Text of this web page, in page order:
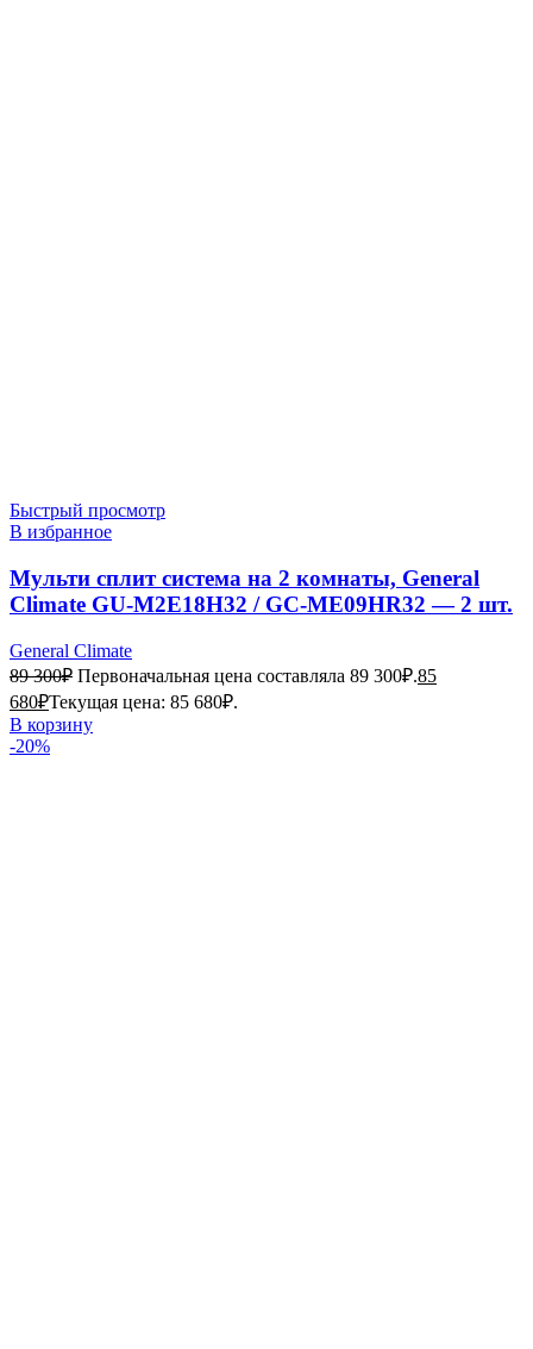
Быстрый просмотр
В избранное
Мульти сплит система на 2 комнаты, General
Climate GU-M2E18H32 / GC-ME09HR32 — 2 шт.
General Climate
89 300₽ Первоначальная цена составляла 89 300₽.85
680₽Текущая цена: 85 680₽.
В корзину
-20%